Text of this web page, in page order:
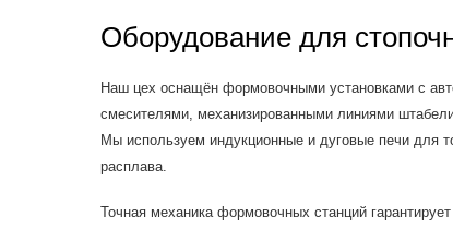
Оборудование для
Наш цех оснащён формовочными установками с
смесителями, механизированными линиями
Мы используем индукционные и дуговые печи для
расплава.
Точная механика формовочных станций